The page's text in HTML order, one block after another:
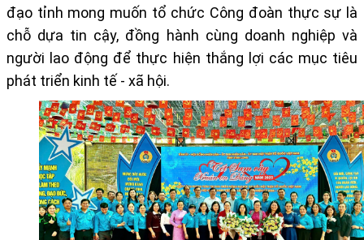
đạo tỉnh mong muốn tổ chức Công đoàn thực sự là
chỗ dựa tin cậy, đồng hành cùng doanh nghiệp và
người lao động để thực hiện thắng lợi các mục tiêu
phát triển kinh tế - xã hội.